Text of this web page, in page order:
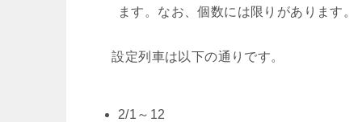
ます。なお、個数には限りがあります。
設定列車は以下の通りです。
2/1～12